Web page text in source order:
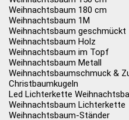
Weihnachtsbaum 180 cm
Weihnachtsbaum 1M
Weihnachtsbaum geschmückt
Weihnachtsbaum Holz
Weihnachtsbaum im Topf
Weihnachtsbaum Metall
Weihnachtsbaumschmuck &
Christbaumkugeln
Led Lichterkette
Weihnachtsbaum Lichterkette
Weihnachtsbaum-Ständer